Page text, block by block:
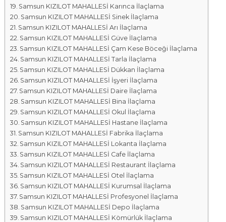
Samsun KIZILOT MAHALLESİ Karınca İlaçlama
Samsun KIZILOT MAHALLESİ Sinek İlaçlama
Samsun KIZILOT MAHALLESİ Arı İlaçlama
Samsun KIZILOT MAHALLESİ Güve İlaçlama
Samsun KIZILOT MAHALLESİ Çam Kese Böceği İlaçlama
Samsun KIZILOT MAHALLESİ Tarla İlaçlama
Samsun KIZILOT MAHALLESİ Dükkan İlaçlama
Samsun KIZILOT MAHALLESİ İşyeri İlaçlama
Samsun KIZILOT MAHALLESİ Daire İlaçlama
Samsun KIZILOT MAHALLESİ Bina İlaçlama
Samsun KIZILOT MAHALLESİ Okul İlaçlama
Samsun KIZILOT MAHALLESİ Hastane İlaçlama
Samsun KIZILOT MAHALLESİ Fabrika İlaçlama
Samsun KIZILOT MAHALLESİ Lokanta İlaçlama
Samsun KIZILOT MAHALLESİ Cafe İlaçlama
Samsun KIZILOT MAHALLESİ Restaurant İlaçlama
Samsun KIZILOT MAHALLESİ Otel İlaçlama
Samsun KIZILOT MAHALLESİ Kurumsal İlaçlama
Samsun KIZILOT MAHALLESİ Profesyonel İlaçlama
Samsun KIZILOT MAHALLESİ Depo İlaçlama
Samsun KIZILOT MAHALLESİ Kömürlük İlaçlama